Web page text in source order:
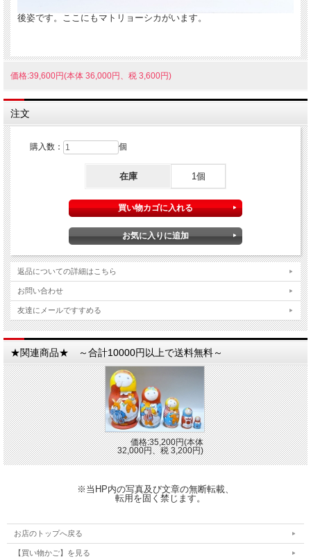
後姿です。ここにもマトリョーシカがいます。
価格:39,600円(本体 36,000円、税 3,600円)
注文
購入数： 個
在庫 1個
返品についての詳細はこちら
お問い合わせ
友達にメールですすめる
★関連商品★ ～合計10000円以上で送料無料～
価格:35,200円(本体
32,000円、税 3,200円)
※当HP内の写真及び文章の無断転載、
転用を固く禁じます。
お店のトップへ戻る
【買い物かご】を見る